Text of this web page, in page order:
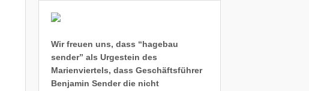
Wir freuen uns, dass “hagebau
sender” als Urgestein des
Marienviertels, dass Geschäftsführer
Benjamin Sender die nicht